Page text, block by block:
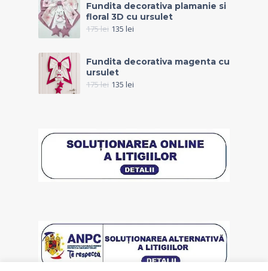
Fundita decorativa plamanie si
floral 3D cu ursulet
175lei 135 lei
Fundita decorativa magenta cu
ursulet
175lei 135 lei